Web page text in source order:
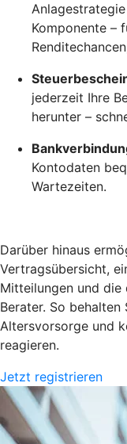
Komponente –
jederzeit Ihre
herunter –
Kontodaten
Wartezeiten.
Darüber hinaus
Vertragsübersicht,
Mitteilungen und die
Berater. So
Altersvorsorge und
reagieren.
Jetzt registrieren